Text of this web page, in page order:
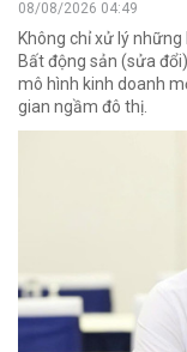
08/08/2026 04:49
Không chỉ xử lý
Bất động sản (sửa
mô hình kinh doanh
gian ngầm đô thị.